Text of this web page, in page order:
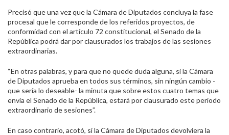
Precisó que una vez que la Cámara de Diputados concluya la fase
procesal que le corresponde de los referidos proyectos, de
conformidad con el artículo 72 constitucional, el Senado de la
República podrá dar por clausurados los trabajos de las sesiones
extraordinarias.
“En otras palabras, y para que no quede duda alguna, si la Cámara
de Diputados aprueba en todos sus términos, sin ningún cambio -
que sería lo deseable- la minuta que sobre estos cuatro temas que
envía el Senado de la República, estará por clausurado este periodo
extraordinario de sesiones”.
En caso contrario, acotó, si la Cámara de Diputados devolviera la